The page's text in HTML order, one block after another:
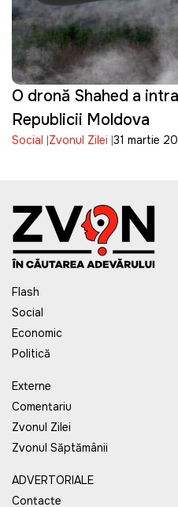
O dronă Shahed a
Republicii Moldova
Social Zvonul Zilei 31 martie
Flash
Social
Economic
Politică
Externe
Comentariu
Zvonul Zilei
Zvonul Săptămânii
ADVERTORIALE
Contacte